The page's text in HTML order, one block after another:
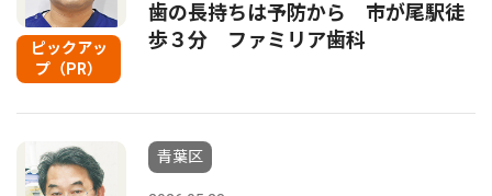
ピックアッ
プ（PR）
歯の長持ちは予防から 市が尾駅徒
歩３分 ファミリア歯科
青葉区